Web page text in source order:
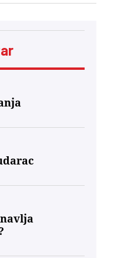
infrastrukturi i
Ukrajine